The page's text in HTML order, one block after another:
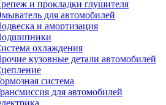
и прокладки глушителя
для автомобилей
и амортизация
охлаждения
кузовные детали автомобилей
система
для автомобилей